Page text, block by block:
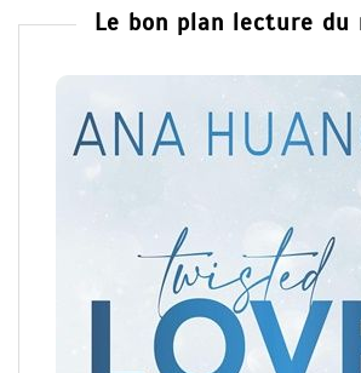
Le bon plan lecture du